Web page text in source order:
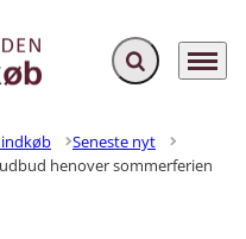
Fold søgefelt ud
Menu
indkøb
Seneste nyt
henover sommerferien